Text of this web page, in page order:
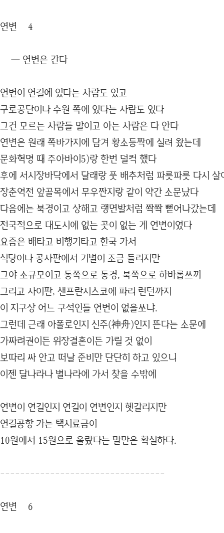
연변 4
― 연변은 간다
연변이 연길에 있다는 사람도 있고
구로공단이나 수원 쪽에 있다는 사람도 있다
그건 모르는 사람들 말이고 아는 사람은 다 안다
연변은 원래 쪽바가지에 담겨 황소등짝에 실려 왔는데
문화혁명 때 주아바이5)랑 한번 덜컥 했다
후에 서시장바닥에서 달래랑 풋 배추처럼 파릇파릇 다시 살
장춘역전 앞골목에서 무우짠지랑 같이 약간 소문났다
다음에는 북경이고 상해고 랭면발처럼 쫙쫙 뻗어나갔는데
전국적으로 대도시에 없는 곳이 없는 게 연변이였다
요즘은 배타고 비행기타고 한국 가서
식당이나 공사판에서 기별이 조금 들리지만
그야 소규모이고 동쪽으로 동경, 북쪽으로 하바롭쓰끼
그리고 사이판, 샌프란시스코에 파리 런던까지
이 지구상 어느 구석인들 연변이 없을쏘냐.
그런데 근래 아폴로인지 신주(神舟)인지 뜬다는 소문에
가짜려권이든 위장결혼이든 가릴 것 없이
보따리 싸 안고 떠날 준비만 단단히 하고 있으니
이젠 달나라나 별나라에 가서 찾을 수밖에
연변이 연길인지 연길이 연변인지 헷갈리지만
연길공항 가는 택시료금이
10원에서 15원으로 올랐다는 말만은 확실하다.
---------------------------------
연변 6